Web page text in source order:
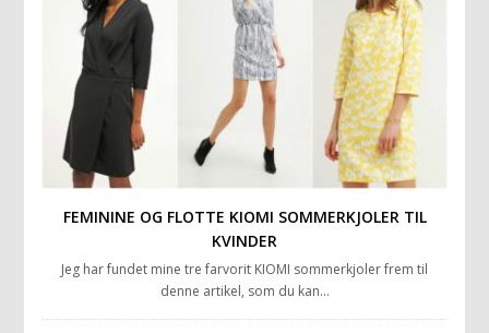
FEMININE OG FLOTTE KIOMI SOMMERKJOLER TIL
KVINDER
Jeg har fundet mine tre farvorit KIOMI sommerkjoler frem til
denne artikel, som du kan…